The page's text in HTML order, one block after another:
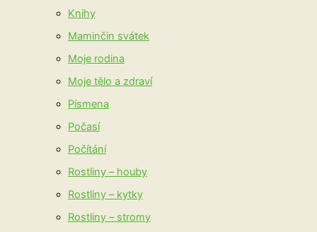
Knihy
Maminčin svátek
Moje rodina
Moje tělo a zdraví
Písmena
Počasí
Počítání
Rostliny – houby
Rostliny – kytky
Rostliny – stromy